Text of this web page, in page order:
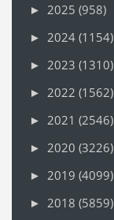
► 2025 (958)
► 2024 (1154)
► 2023 (1310)
► 2022 (1562)
► 2021 (2546)
► 2020 (3226)
► 2019 (4099)
► 2018 (5859)